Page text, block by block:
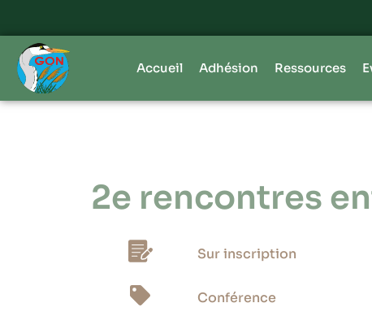
Accueil Adhésion Ressources
2e rencontres
Sur inscription
Conférence